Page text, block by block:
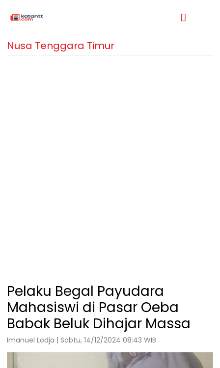
Nusa Tenggara Timur
Pelaku Begal Payudara
Mahasiswi di Pasar Oeba
Babak Beluk Dihajar Massa
Imanuel Lodja | Sabtu, 14/12/2024 08:43 WIB